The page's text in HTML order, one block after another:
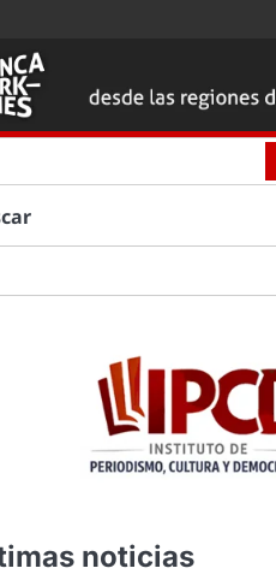
noticias